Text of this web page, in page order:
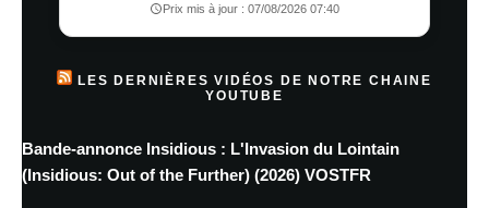
Prix mis à jour : 07/08/2026 07:40
LES DERNIÈRES VIDÉOS DE NOTRE CHAINE
YOUTUBE
Bande-annonce Insidious : L'Invasion du Lointain
(Insidious: Out of the Further) (2026) VOSTFR